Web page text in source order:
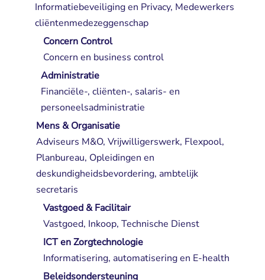
Informatiebeveiliging en Privacy, Medewerkers
cliëntenmedezeggenschap
Concern Control
Concern en business control
Administratie
Financiële-, cliënten-, salaris- en
personeelsadministratie
Mens & Organisatie
Adviseurs M&O, Vrijwilligerswerk, Flexpool,
Planbureau, Opleidingen en
deskundigheidsbevordering, ambtelijk
secretaris
Vastgoed & Facilitair
Vastgoed, Inkoop, Technische Dienst
ICT en Zorgtechnologie
Informatisering, automatisering en E-health
Beleidsondersteuning